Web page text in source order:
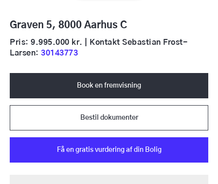
Graven 5, 8000 Aarhus C
Pris: 9.995.000 kr. | Kontakt Sebastian Frost-
Larsen: 30143773
Book en fremvisning
Bestil dokumenter
Få en gratis vurdering af din Bolig